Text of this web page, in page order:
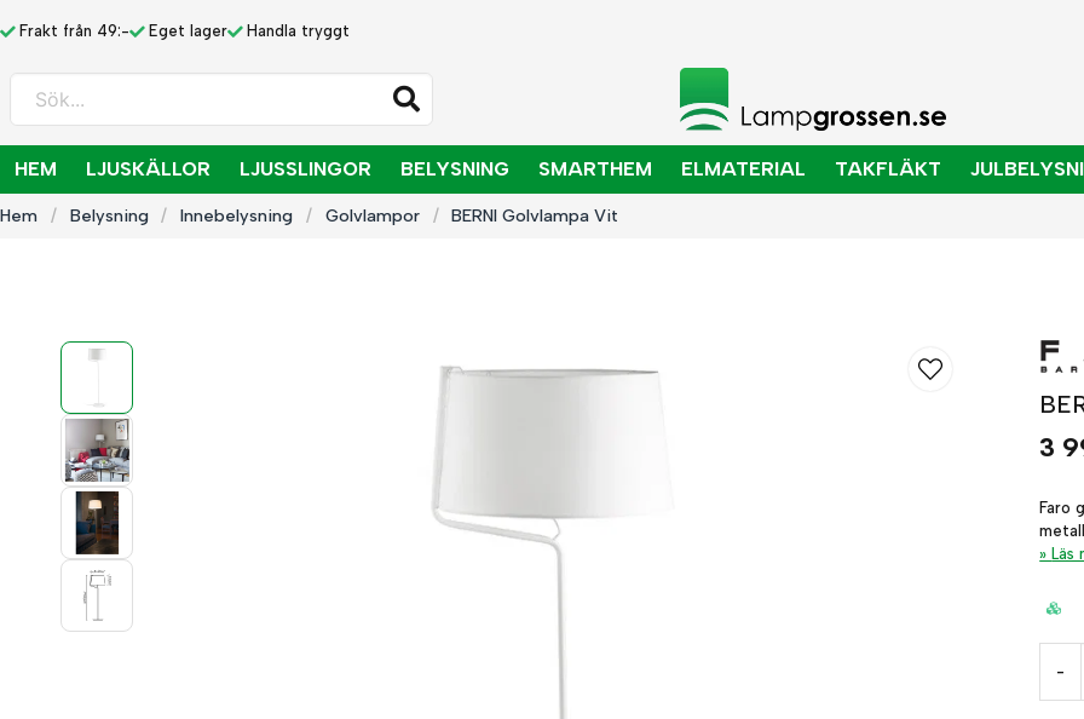
Frakt från 49:- Eget lager Handla tryggt
Sök...
HEM LJUSKÄLLOR LJUSSLINGOR BELYSNING SMARTHEM ELMATERIAL TAKFLÄKT
Hem Belysning Innebelysning Golvlampor BERNI Golvlampa Vit
3
Faro
Läs
-